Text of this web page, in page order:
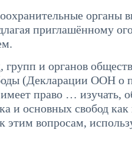
органы
приглашённому
и органов
(Декларации ООН о
право … изучать,
и основных свобод как
этим вопросам,